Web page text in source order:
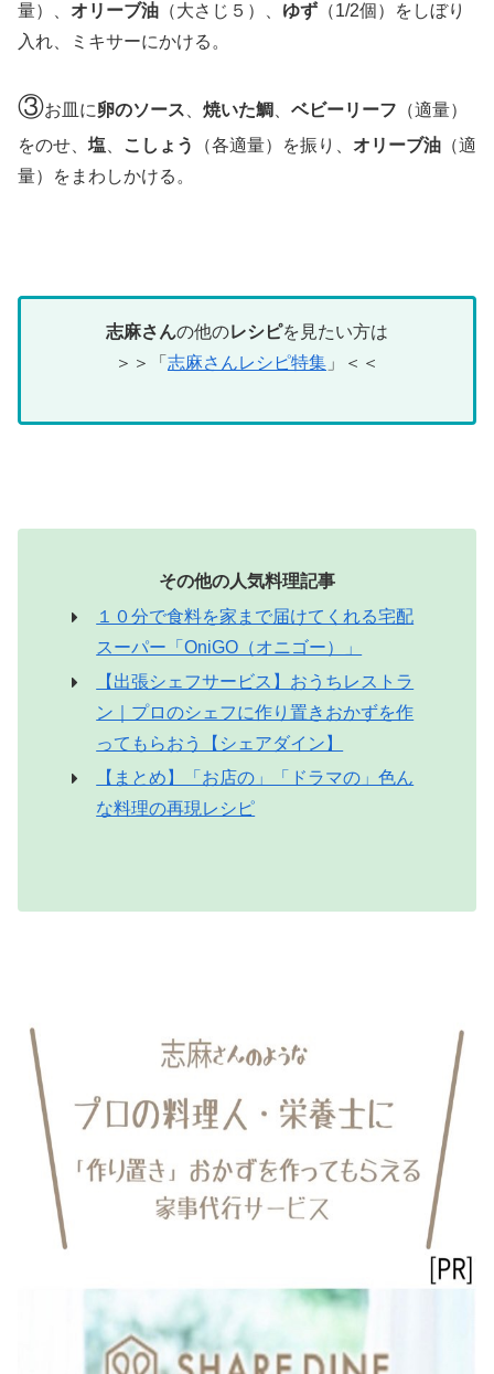
量）、 オリーブ油 （大さじ５）、 ゆず （1/2個）をしぼり
入れ、ミキサーにかける。
③お皿に卵のソース 焼いた鯛 ベビーリーフ （適量）
をのせ、 塩 こしょう （各適量）を振り、 オリーブ油 （適
量）をまわしかける。
志麻さんの他のレシピを見たい方は
＞＞「 志麻さんレシピ特集 」＜＜
その他の人気料理記事
１０分で食料を家まで届けてくれる宅配
スーパー「OniGO（オニゴー）」
【出張シェフサービス】おうちレストラ
ン｜プロのシェフに作り置きおかずを作
ってもらおう【シェアダイン】
【まとめ】「お店の」「ドラマの」色ん
な料理の再現レシピ